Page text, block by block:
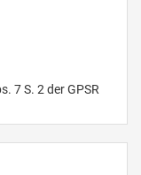
7 S. 2 der GPSR